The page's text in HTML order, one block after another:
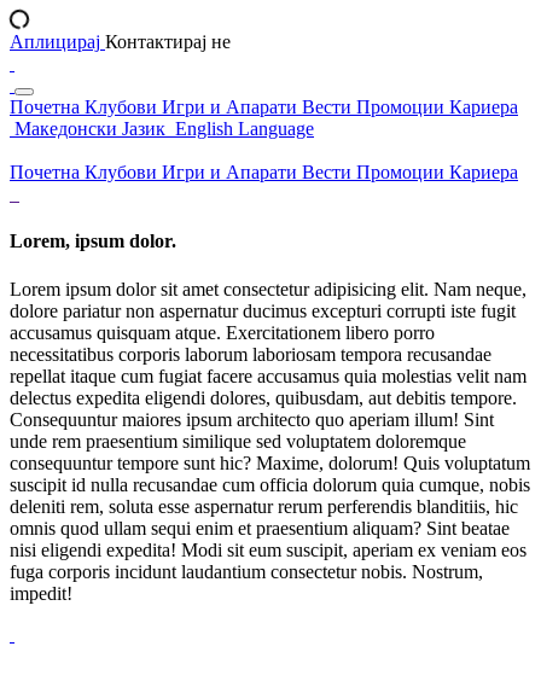
Аплицирај Контактирај не
Почетна Клубови Игри и Апарати Вести Промоции Кариера
Македонски Јазик English Language
Почетна Клубови Игри и Апарати Вести Промоции Кариера
Lorem, ipsum dolor.
Lorem ipsum dolor sit amet consectetur adipisicing elit. Nam neque,
dolore pariatur non aspernatur ducimus excepturi corrupti iste fugit
accusamus quisquam atque. Exercitationem libero porro
necessitatibus corporis laborum laboriosam tempora recusandae
repellat itaque cum fugiat facere accusamus quia molestias velit nam
delectus expedita eligendi dolores, quibusdam, aut debitis tempore.
Consequuntur maiores ipsum architecto quo aperiam illum! Sint
unde rem praesentium similique sed voluptatem doloremque
consequuntur tempore sunt hic? Maxime, dolorum! Quis voluptatum
suscipit id nulla recusandae cum officia dolorum quia cumque, nobis
deleniti rem, soluta esse aspernatur rerum perferendis blanditiis, hic
omnis quod ullam sequi enim et praesentium aliquam? Sint beatae
nisi eligendi expedita! Modi sit eum suscipit, aperiam ex veniam eos
fuga corporis incidunt laudantium consectetur nobis. Nostrum,
impedit!